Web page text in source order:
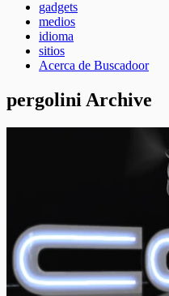
gadgets
medios
idioma
sitios
Acerca de Buscadoor
pergolini Archive